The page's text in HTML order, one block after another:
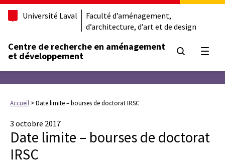
Université Laval
Faculté d’aménagement,
d’architecture, d’art et de design
Centre de recherche en aménagement
et développement
Accueil >Date limite – bourses de doctorat IRSC
3 octobre 2017
Date limite – bourses de doctorat
IRSC